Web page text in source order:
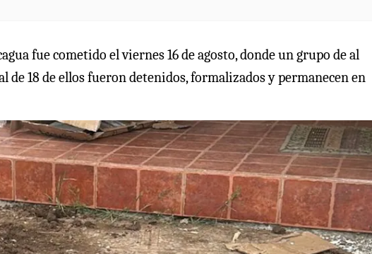
fue cometido el viernes 16 de agosto, donde un grupo de al
de 18 de ellos fueron detenidos, formalizados y permanecen en